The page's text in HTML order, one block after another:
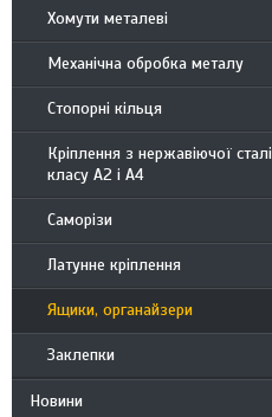
Хомути металеві
Механічна обробка металу
Стопорні кільця
Кріплення з нержавіючої сталі
класу А2 і А4
Саморізи
Латунне кріплення
Ящики, органайзери
Заклепки
Новини